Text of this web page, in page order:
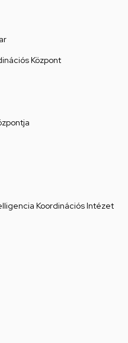
Központ
Koordinációs Intézet